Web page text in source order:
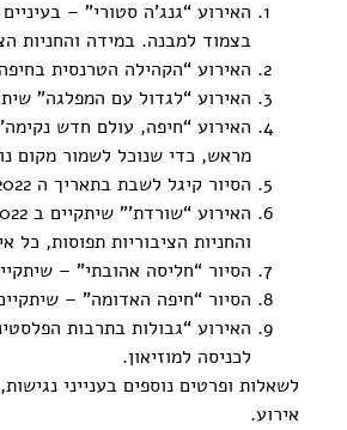
בצמוד למבנה. במידה והחניות
האירוע “הקהילה הטרנסית בחיפה” שיתקיים ב 15.11.2022
האירוע “לגדול עם המפלגה” שיתקיים ב 16.11.2022 בבית עיתון אילתיחאד ברחוב
מראש, כדי שנוכל לשמור מקום
הסיור קיגל לשבת בתאריך ה 17.11.2022 בשעה 19:00 בשכונת ויז’ניץ בהדר, אינו נגיש
והחניות הציבוריות תפוסות,
הסיור “חליסה אהובתי” – שיתקיים ב18.11.2022 בשכונת חליסה,
הסיור “חיפה האדומה” – שיתקיים ב19.11.222 ברחבי הדר והוואדי,
לכניסה למוזיאון.
לשאלות ופרטים נוספים בענייני
אירוע.